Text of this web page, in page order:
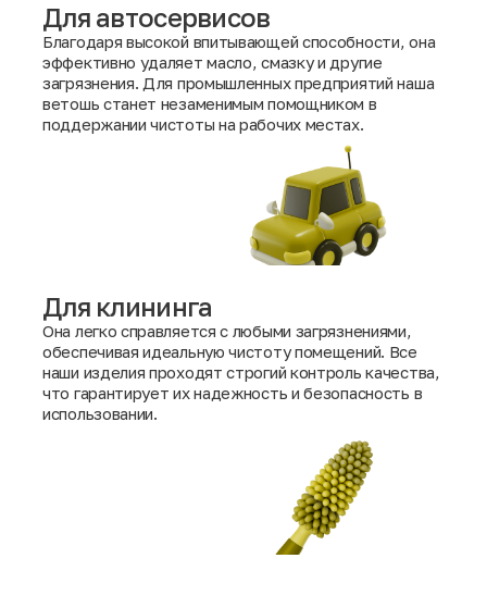
Для автосервисов
Благодаря высокой впитывающей способности, она
эффективно удаляет масло, смазку и другие
загрязнения. Для промышленных предприятий наша
ветошь станет незаменимым помощником в
поддержании чистоты на рабочих местах.
Для клининга
Она легко справляется с любыми загрязнениями,
обеспечивая идеальную чистоту помещений. Все
наши изделия проходят строгий контроль качества,
что гарантирует их надежность и безопасность в
использовании.